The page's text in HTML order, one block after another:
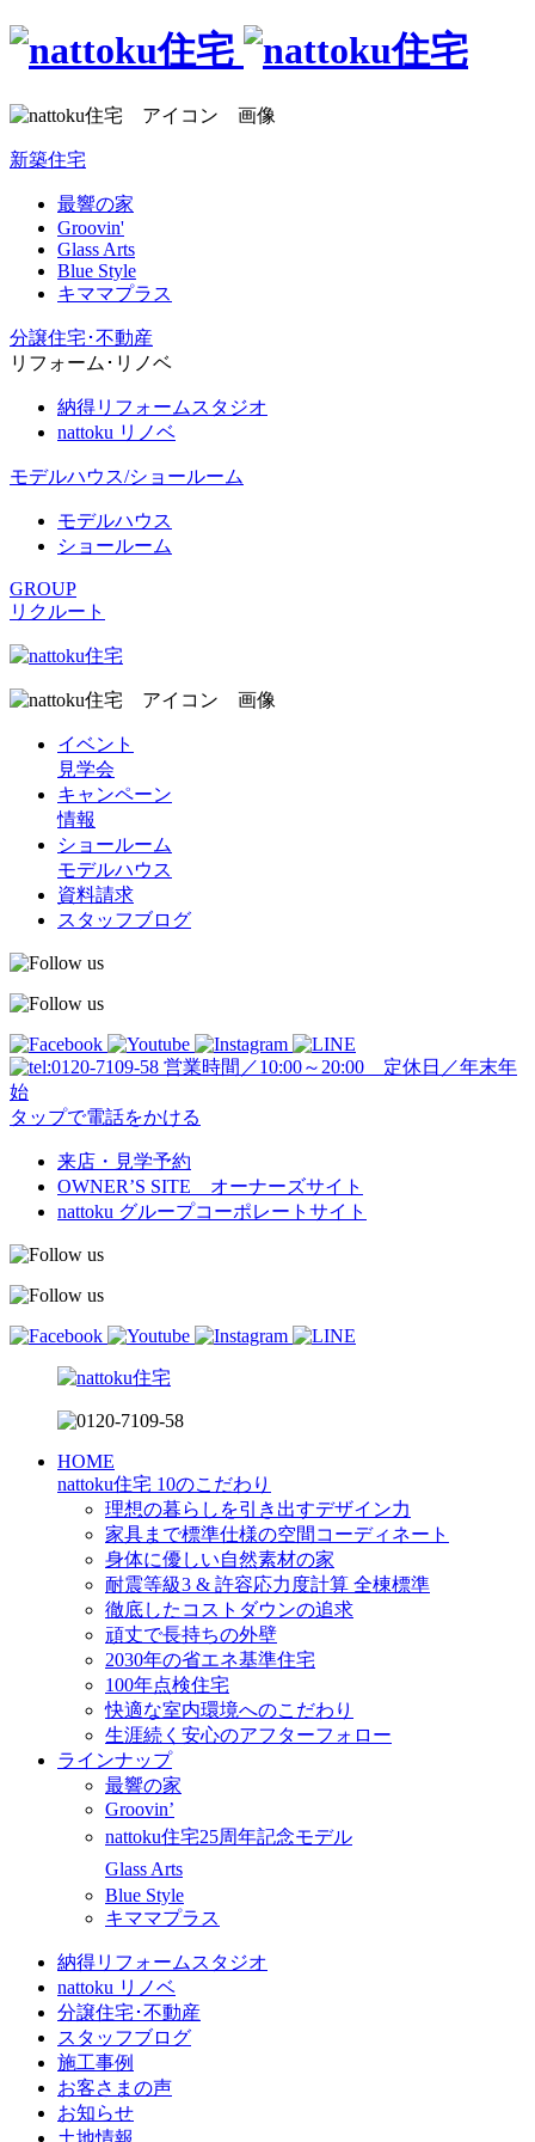
新築住宅
最響の家
Groovin'
Glass Arts
Blue Style
キママプラス
分譲住宅･不動産
リフォーム･リノベ
納得リフォームスタジオ
nattoku リノベ
モデルハウス/ショールーム
モデルハウス
ショールーム
GROUP
リクルート
イベント
見学会
キャンペーン
情報
ショールーム
モデルハウス
資料請求
スタッフブログ
営業時間／10:00～20:00 定休日／年末年
始
タップで電話をかける
来店・見学予約
OWNER’S SITE オーナーズサイト
nattoku グループコーポレートサイト
HOME
nattoku住宅 10のこだわり
理想の暮らしを引き出すデザイン力
家具まで標準仕様の空間コーディネート
身体に優しい自然素材の家
耐震等級3 & 許容応力度計算 全棟標準
徹底したコストダウンの追求
頑丈で長持ちの外壁
2030年の省エネ基準住宅
100年点検住宅
快適な室内環境へのこだわり
生涯続く安心のアフターフォロー
ラインナップ
最響の家
Groovin’
nattoku住宅25周年記念モデル
Glass Arts
Blue Style
キママプラス
納得リフォームスタジオ
nattoku リノベ
分譲住宅･不動産
スタッフブログ
施工事例
お客さまの声
お知らせ
土地情報